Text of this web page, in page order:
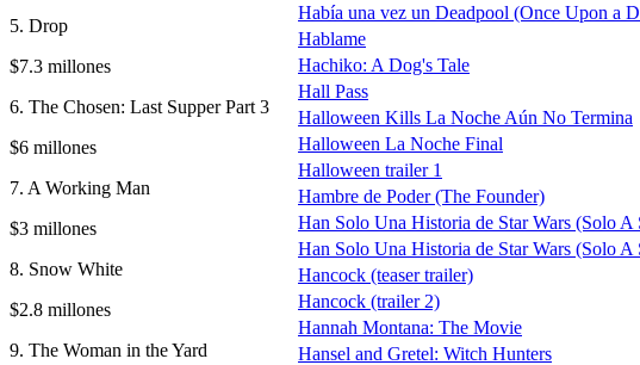
5. Drop
$7.3 millones
6. The Chosen: Last Supper Part 3
$6 millones
7. A Working Man
$3 millones
8. Snow White
$2.8 millones
9. The Woman in the Yard
Había una vez un Deadpool (Once Upon a
Hablame
Hachiko: A Dog's Tale
Hall Pass
Halloween Kills La Noche Aún No Termina
Halloween La Noche Final
Halloween trailer 1
Hambre de Poder (The Founder)
Han Solo Una Historia de Star Wars (Solo A
Han Solo Una Historia de Star Wars (Solo A
Hancock (teaser trailer)
Hancock (trailer 2)
Hannah Montana: The Movie
Hansel and Gretel: Witch Hunters